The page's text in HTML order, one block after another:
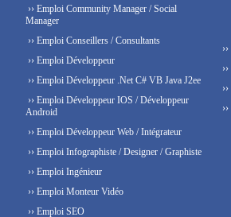
›› Emploi Community Manager / Social
Manager
›› Emploi Conseillers / Consultants
›› Emploi Développeur
›› Emploi Développeur .Net C# VB Java J2ee
›› Emploi Développeur IOS / Développeur
Android
›› Emploi Développeur Web / Intégrateur
›› Emploi Infographiste / Designer / Graphiste
›› Emploi Ingénieur
›› Emploi Monteur Vidéo
›› Emploi SEO